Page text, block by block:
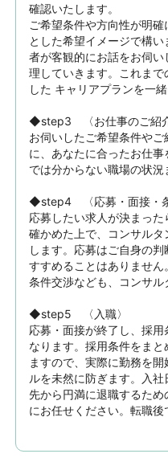
確認いたします。
ご希望条件や方向性が明
とした希望イメージで構
者が客観的にお話をお伺
理していきます。これま
した キャリアプランを一
◆step3　〈お仕事のご紹介
お伺いしたご希望条件や
に、あなたに合ったお仕
では分からない職場の状況
◆step4　〈応募・面接・
応募したい求人が決まっ
確かめた上で、コンサル
します。応募はご自身の
すすめることはありませ
条件交渉なども、コンサル
◆step5　〈入職〉
応募・面接が終了し、採
なります。採用条件をま
ますので、実際に勤務を
ルを未然に防ぎます。入
先から円満に退職するた
にお任せください。転職後